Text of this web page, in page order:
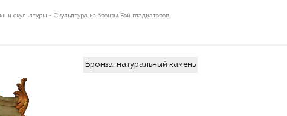
и скульптуры - Скульптура из бронзы Бой гладиаторов
Бронза, натуральный камень